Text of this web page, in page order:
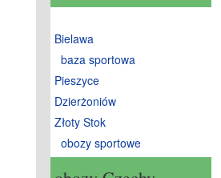
Bielawa
baza sportowa
Pieszyce
Dzierżoniów
Złoty Stok
obozy sportowe